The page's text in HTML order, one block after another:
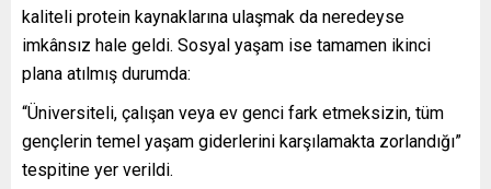
kaliteli protein kaynaklarına ulaşmak da neredeyse
imkânsız hale geldi. Sosyal yaşam ise tamamen ikinci
plana atılmış durumda:
“Üniversiteli, çalışan veya ev genci fark etmeksizin, tüm
gençlerin temel yaşam giderlerini karşılamakta zorlandığı”
tespitine yer verildi.